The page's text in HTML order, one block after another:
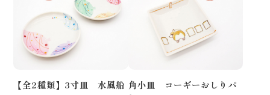
【全2種類】3寸皿 水風船 角小皿 コーギーおしりパ